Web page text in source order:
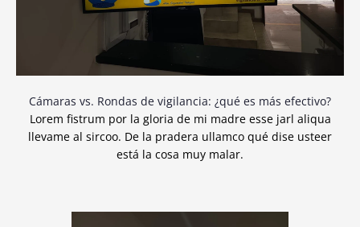
Cámaras vs. Rondas de vigilancia: ¿qué es más efectivo?
Lorem fistrum por la gloria de mi madre esse jarl aliqua
llevame al sircoo. De la pradera ullamco qué dise usteer
está la cosa muy malar.